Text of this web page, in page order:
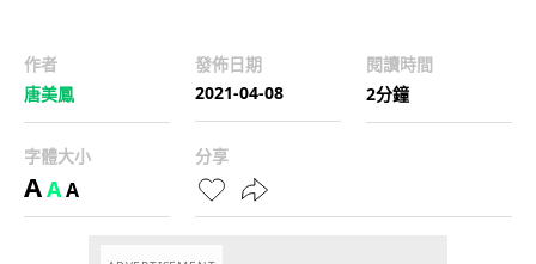
作者
唐美鳳
發佈日期
2021-04-08
閱讀時間
2分鐘
字體大小
AAA
分享